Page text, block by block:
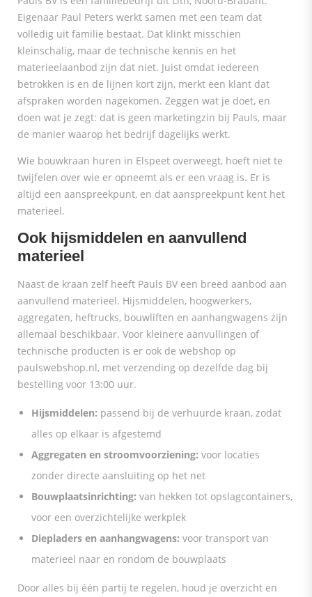
Eigenaar Paul Peters werkt samen met een team dat
volledig uit familie bestaat. Dat klinkt misschien
kleinschalig, maar de technische kennis en het
materieelaanbod zijn dat niet. Juist omdat iedereen
betrokken is en de lijnen kort zijn, merkt een klant dat
afspraken worden nagekomen. Zeggen wat je doet, en
doen wat je zegt: dat is geen marketingzin bij Pauls, maar
de manier waarop het bedrijf dagelijks werkt.
Wie bouwkraan huren in Elspeet overweegt, hoeft niet te
twijfelen over wie er opneemt als er een vraag is. Er is
altijd een aanspreekpunt, en dat aanspreekpunt kent het
materieel.
Ook hijsmiddelen en aanvullend
materieel
Naast de kraan zelf heeft Pauls BV een breed aanbod aan
aanvullend materieel. Hijsmiddelen, hoogwerkers,
aggregaten, heftrucks, bouwliften en aanhangwagens zijn
allemaal beschikbaar. Voor kleinere aanvullingen of
technische producten is er ook de webshop op
paulswebshop.nl, met verzending op dezelfde dag bij
bestelling voor 13:00 uur.
Hijsmiddelen: passend bij de verhuurde kraan, zodat
alles op elkaar is afgestemd
Aggregaten en stroomvoorziening: voor locaties
zonder directe aansluiting op het net
Bouwplaatsinrichting: van hekken tot opslagcontainers,
voor een overzichtelijke werkplek
Diepladers en aanhangwagens: voor transport van
materieel naar en rondom de bouwplaats
Door alles bij één partij te regelen, houd je overzicht en